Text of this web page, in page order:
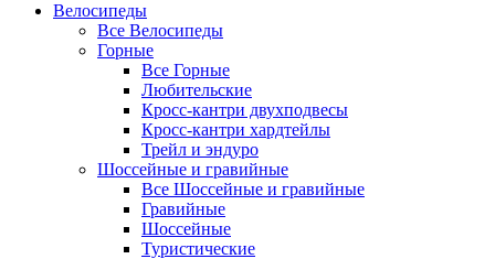
Велосипеды
Все Велосипеды
Горные
Все Горные
Любительские
Кросс-кантри двухподвесы
Кросс-кантри хардтейлы
Трейл и эндуро
Шоссейные и гравийные
Все Шоссейные и гравийные
Гравийные
Шоссейные
Туристические